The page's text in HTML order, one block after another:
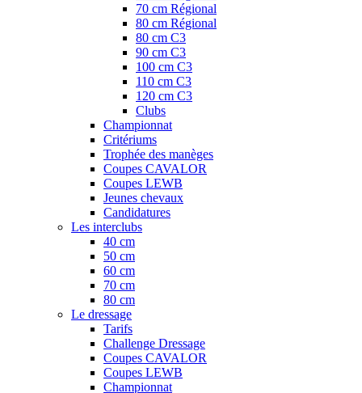
70 cm Régional
80 cm Régional
80 cm C3
90 cm C3
100 cm C3
110 cm C3
120 cm C3
Clubs
Championnat
Critériums
Trophée des manèges
Coupes CAVALOR
Coupes LEWB
Jeunes chevaux
Candidatures
Les interclubs
40 cm
50 cm
60 cm
70 cm
80 cm
Le dressage
Tarifs
Challenge Dressage
Coupes CAVALOR
Coupes LEWB
Championnat